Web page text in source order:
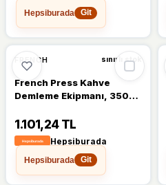
Hepsiburada
Git
FRENCH sınırlı stok
French Press Kahve
Demleme Ekipmanı, 350
Dayanıklı Cam, Paslanmaz
Çelik Fi - Çok Renkli
1.101,24 TL
Hepsiburada
Hepsiburada
Git